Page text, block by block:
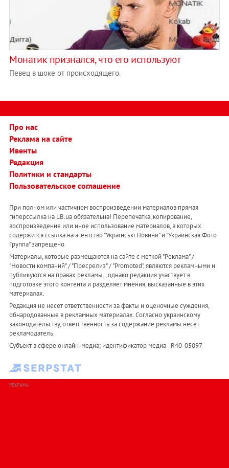
Монатик признался, что его используют
Певец в шоке от происходящего.
Про нас
Реклама на сайте
Ивенты
Редакция
Политики и стандарты
Пользовательское соглашение
При полном или частичном воспроизведении материалов прямая
гиперссылка на LB.ua обязательна! Перепечатка, копирование,
воспроизведение или иное использование материалов, в которых
содержится ссылка на агентство "Українськi Новини" и "Украинская Фото
Группа" запрещено.
Материалы, которые размещаются на сайте с меткой "Реклама" /
"Новости компаний" / "Пресрелиз" / "Promoted", являются рекламными и
публикуются на правах рекламы. , однако редакция участвует в
подготовке этого контента и разделяет мнения, высказанные в этих
материалах.
Редакция не несет ответственности за факты и оценочные суждения,
обнародованные в рекламных материалах. Согласно украинскому
законодательству, ответственность за содержание рекламы несет
рекламодатель.
Субъект в сфере онлайн-медиа; идентификатор медиа - R40-05097
РЕКЛАМА